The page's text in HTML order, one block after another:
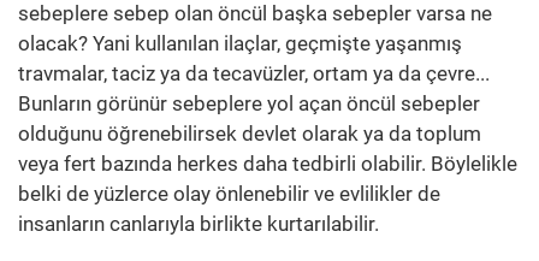
sebeplere sebep olan öncül başka sebepler varsa ne
olacak? Yani kullanılan ilaçlar, geçmişte yaşanmış
travmalar, taciz ya da tecavüzler, ortam ya da çevre...
Bunların görünür sebeplere yol açan öncül sebepler
olduğunu öğrenebilirsek devlet olarak ya da toplum
veya fert bazında herkes daha tedbirli olabilir. Böylelikle
belki de yüzlerce olay önlenebilir ve evlilikler de
insanların canlarıyla birlikte kurtarılabilir.